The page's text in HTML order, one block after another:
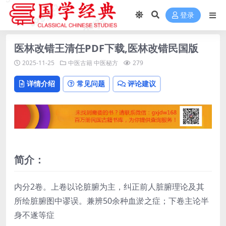
登录
医林改错王清任PDF下载,医林改错民国版
2025-11-25 中医古籍 中医秘方 279
详情介绍 常见问题 评论建议
简介：
内分2卷。上卷以论脏腑为主，纠正前人脏腑理论及其
所绘脏腑图中谬误。兼辨50余种血淤之症；下卷主论半
身不遂等症